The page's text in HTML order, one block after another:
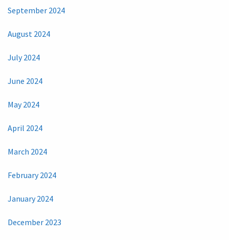
September 2024
August 2024
July 2024
June 2024
May 2024
April 2024
March 2024
February 2024
January 2024
December 2023